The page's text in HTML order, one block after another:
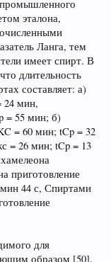
эталона,
Ланга, тем
имеет спирт. В
длительность
составляет: а)
мин,
= 55 мин; б)
= 60 мин; tCp = 32
= 26 мин; tCp = 13
приготовление
мин 44 с, Спиртами
для
образом [50].